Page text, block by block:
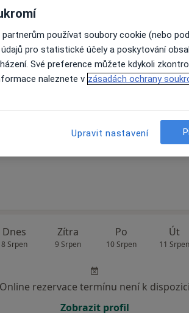
Dnes Zítra Po
10 Srpen
Út
11
Online rezervace termínu není k
Dnes
8 Srpen
Zítra
9 Srpen
Po
10 Srpen
Út
11 Srpen
Online rezervace termínu není k dispozici
Zobrazit profil
používat soubory cookie (nebo
pro statistické účely a poskytování
Své preference můžete kdykoli
naleznete v zásadách ochrany
Upravit nastavení